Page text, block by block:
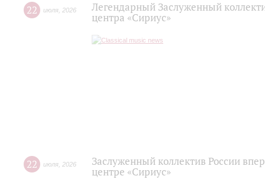
22 июля 2026
Легендарный Заслуженный
центра «Сириус»
22 июля 2026
Заслуженный коллектив России
центре «Сириус»